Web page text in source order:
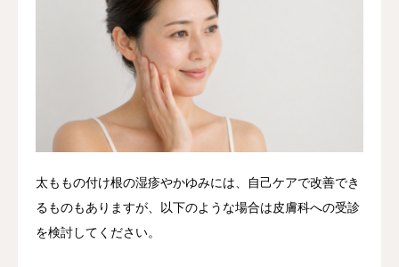
太ももの付け根の湿疹やかゆみには、自己ケアで改善でき
るものもありますが、以下のような場合は皮膚科への受診
を検討してください。